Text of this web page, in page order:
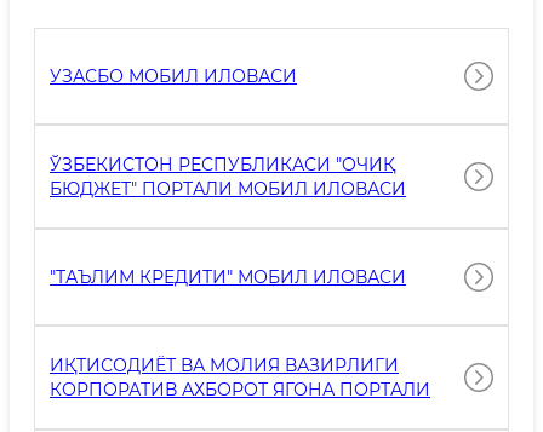
УЗАСБО МОБИЛ ИЛОВАСИ
ЎЗБЕКИСТОН РЕСПУБЛИКАСИ "OЧИҚ
БЮДЖЕТ" ПОРТАЛИ МОБИЛ ИЛОВАСИ
"ТАЪЛИМ КРЕДИТИ" МОБИЛ ИЛОВАСИ
ИҚТИСОДИЁТ ВА МОЛИЯ ВАЗИРЛИГИ
КОРПОРАТИВ АХБОРОТ ЯГОНА ПОРТАЛИ